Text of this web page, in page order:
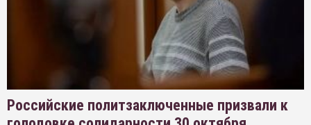
Российские политзаключенные призвали к